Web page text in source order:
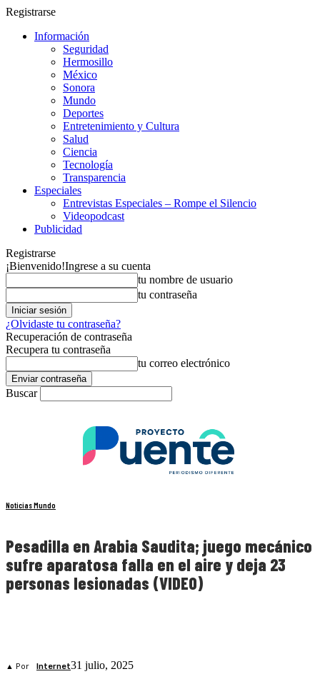
Registrarse
Información
Seguridad
Hermosillo
México
Sonora
Mundo
Deportes
Entretenimiento y Cultura
Salud
Ciencia
Tecnología
Transparencia
Especiales
Entrevistas Especiales – Rompe el Silencio
Videopodcast
Publicidad
Registrarse
¡Bienvenido!Ingrese a su cuenta
tu nombre de usuario
tu contraseña
¿Olvidaste tu contraseña?
Recuperación de contraseña
Recupera tu contraseña
tu correo electrónico
Buscar
Noticias Mundo
Pesadilla en Arabia Saudita; juego mecánico
sufre aparatosa falla en el aire y deja 23
personas lesionadas (VIDEO)
▲ Por Internet31 julio, 2025